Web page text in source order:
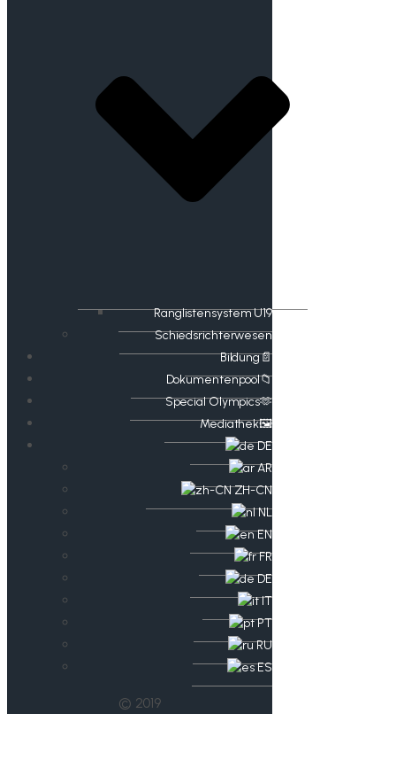
Ranglistensystem U19
Schiedsrichterwesen
Bildung📄
Dokumentenpool📁
​​Special Olympics🫶
Mediathek🖼️​
DE
AR
ZH-CN
NL
EN
FR
DE
IT
PT
RU
ES
© 2019